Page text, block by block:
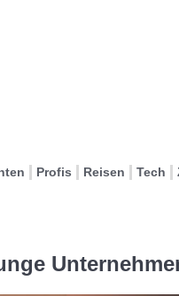
Profis Reisen Tech